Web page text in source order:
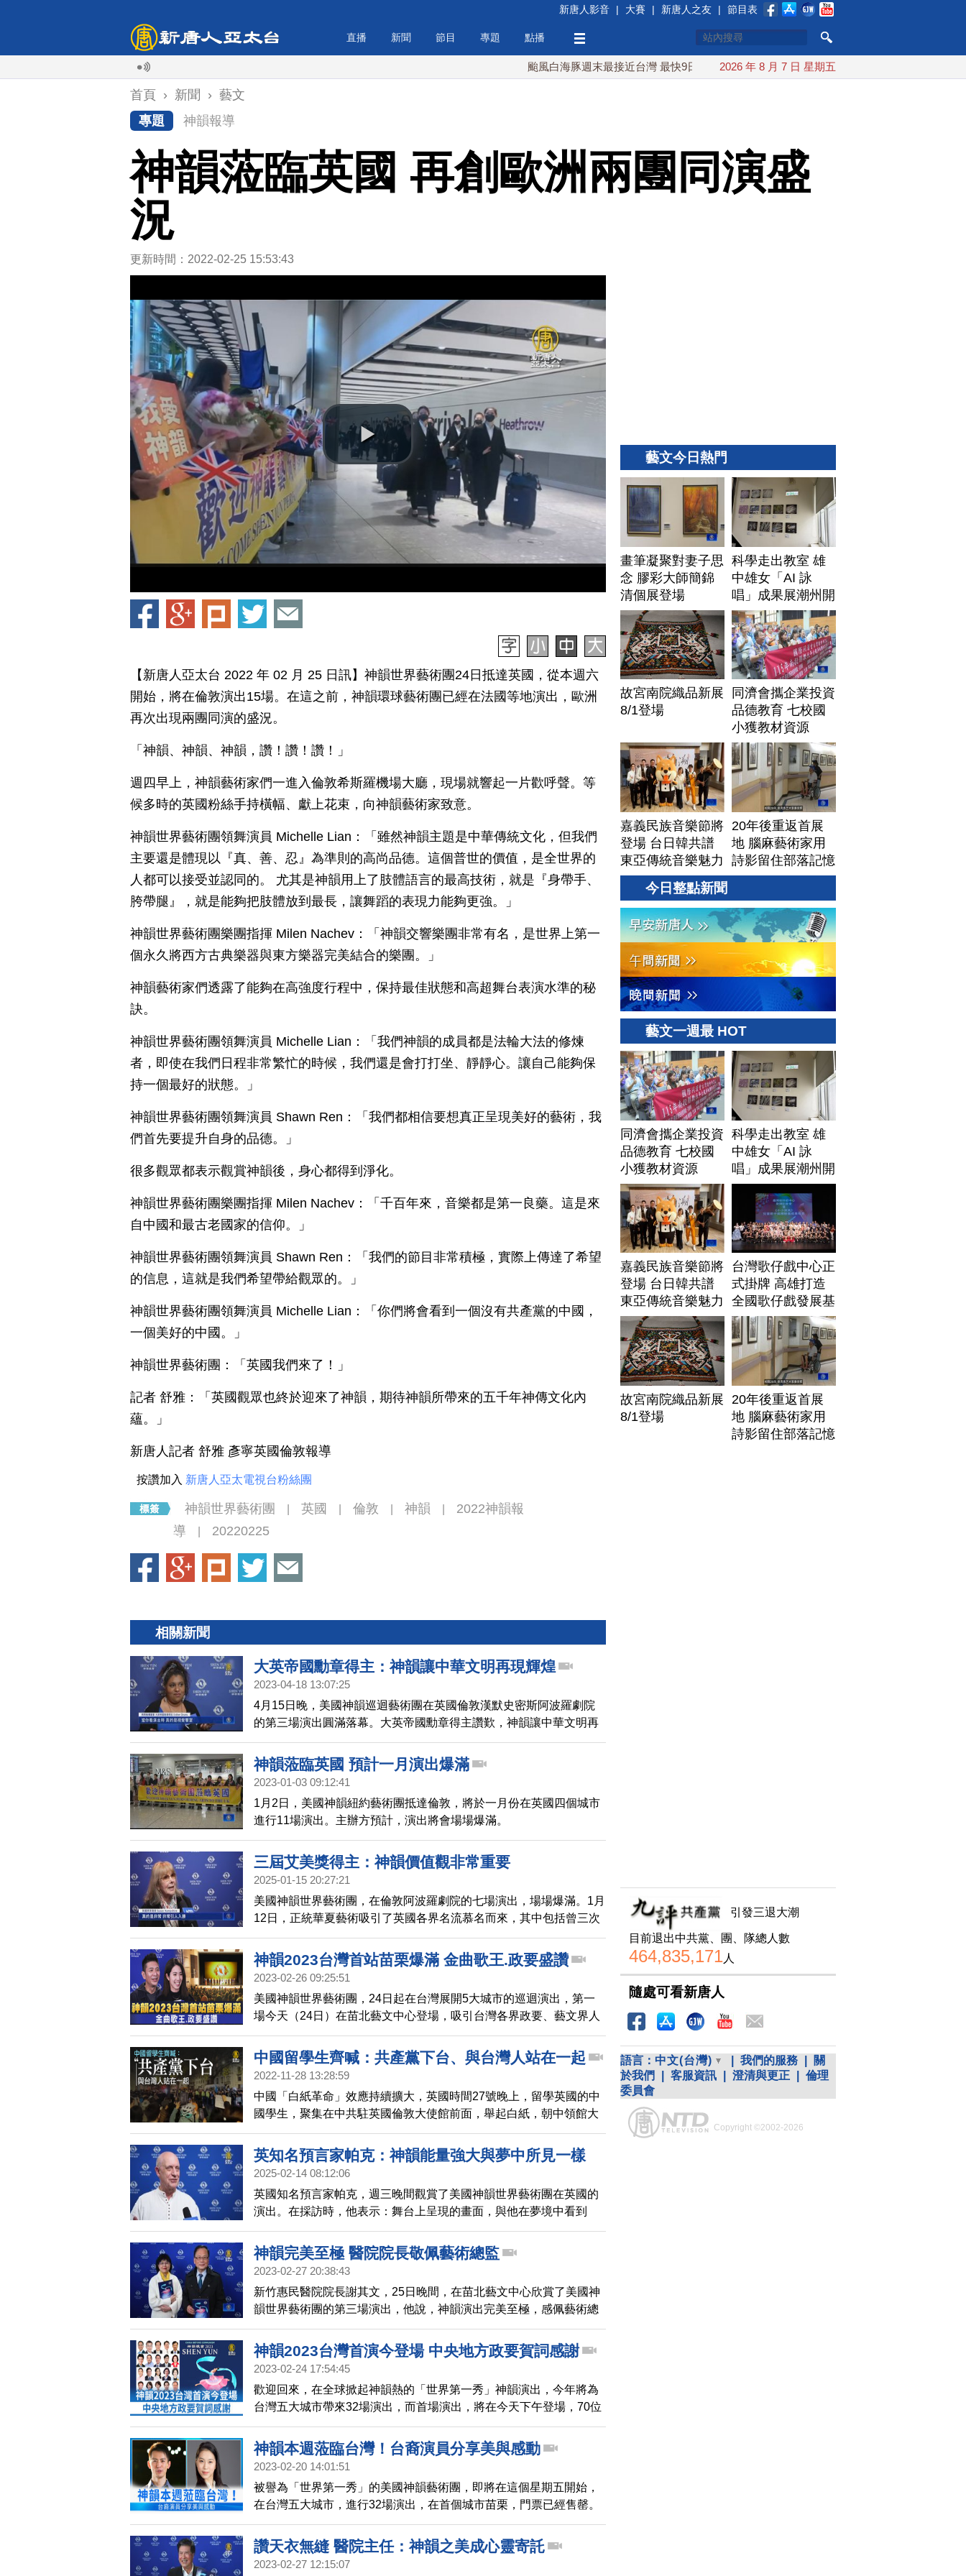
新唐人影音 | 大賽 | 新唐人之友 | 節目表
直播 新聞 節目 專題 點播
颱風白海豚週末最接近台灣 最快9日可能登陸中國 台灣漢光首結合城鎮演習 AIT連續發文讚「
2026 年 8 月 7 日 星期五
首頁 › 新聞 › 藝文
專題
神韻報導
神韻蒞臨英國 再創歐洲兩團同演盛
況
更新時間：2022-02-25 15:53:43
【新唐人亞太台 2022 年 02 月 25 日訊】神韻世界藝術團24日抵達英國，從本週六
開始，將在倫敦演出15場。在這之前，神韻環球藝術團已經在法國等地演出，歐洲
再次出現兩團同演的盛況。
「神韻、神韻、神韻，讚！讚！讚！」
週四早上，神韻藝術家們一進入倫敦希斯羅機場大廳，現場就響起一片歡呼聲。等
候多時的英國粉絲手持橫幅、獻上花束，向神韻藝術家致意。
神韻世界藝術團領舞演員 Michelle Lian：「雖然神韻主題是中華傳統文化，但我們
主要還是體現以『真、善、忍』為準則的高尚品德。這個普世的價值，是全世界的
人都可以接受並認同的。 尤其是神韻用上了肢體語言的最高技術，就是『身帶手、
胯帶腿』，就是能夠把肢體放到最長，讓舞蹈的表現力能夠更強。」
神韻世界藝術團樂團指揮 Milen Nachev：「神韻交響樂團非常有名，是世界上第一
個永久將西方古典樂器與東方樂器完美結合的樂團。」
神韻藝術家們透露了能夠在高強度行程中，保持最佳狀態和高超舞台表演水準的秘
訣。
神韻世界藝術團領舞演員 Michelle Lian：「我們神韻的成員都是法輪大法的修煉
者，即使在我們日程非常繁忙的時候，我們還是會打打坐、靜靜心。讓自己能夠保
持一個最好的狀態。」
神韻世界藝術團領舞演員 Shawn Ren：「我們都相信要想真正呈現美好的藝術，我
們首先要提升自身的品德。」
很多觀眾都表示觀賞神韻後，身心都得到淨化。
神韻世界藝術團樂團指揮 Milen Nachev：「千百年來，音樂都是第一良藥。這是來
自中國和最古老國家的信仰。」
神韻世界藝術團領舞演員 Shawn Ren：「我們的節目非常積極，實際上傳達了希望
的信息，這就是我們希望帶給觀眾的。」
神韻世界藝術團領舞演員 Michelle Lian：「你們將會看到一個沒有共產黨的中國，
一個美好的中國。」
神韻世界藝術團：「英國我們來了！」
記者 舒雅：「英國觀眾也終於迎來了神韻，期待神韻所帶來的五千年神傳文化內
蘊。」
新唐人記者 舒雅 彥寧英國倫敦報導
按讚加入 新唐人亞太電視台粉絲團
神韻世界藝術團 英國 倫敦 神韻
2022神韻報
導
20220225
相關新聞
大英帝國勳章得主：神韻讓中華文明再現輝煌
2023-04-18 13:07:25
4月15日晚，美國神韻巡迴藝術團在英國倫敦漢默史密斯阿波羅劇院
的第三場演出圓滿落幕。大英帝國勳章得主讚歎，神韻讓中華文明再
現輝煌。
神韻蒞臨英國 預計一月演出爆滿
2023-01-03 09:12:41
1月2日，美國神韻紐約藝術團抵達倫敦，將於一月份在英國四個城市
進行11場演出。主辦方預計，演出將會場場爆滿。
三屆艾美獎得主：神韻價值觀非常重要
2025-01-15 20:27:21
美國神韻世界藝術團，在倫敦阿波羅劇院的七場演出，場場爆滿。1月
12日，正統華夏藝術吸引了英國各界名流慕名而來，其中包括曾三次
榮獲艾美獎最佳女主角獎的資深演員蘇珊·漢普希爾。
神韻2023台灣首站苗栗爆滿 金曲歌王.政要盛讚
2023-02-26 09:25:51
美國神韻世界藝術團，24日起在台灣展開5大城市的巡迴演出，第一
場今天（24日）在苗北藝文中心登場，吸引台灣各界政要、藝文界人
士觀看。節目精采完美的呈現，觀眾們熱情鼓掌，謝幕兩次。
中國留學生齊喊：共產黨下台、與台灣人站在一起
2022-11-28 13:28:59
中國「白紙革命」效應持續擴大，英國時間27號晚上，留學英國的中
國學生，聚集在中共駐英國倫敦大使館前面，舉起白紙，朝中領館大
喊「共產黨下台」，並高呼，「和台灣人站在一起」、「和全世界反
抗獨裁」。
英知名預言家帕克：神韻能量強大與夢中所見一樣
2025-02-14 08:12:06
英國知名預言家帕克，週三晚間觀賞了美國神韻世界藝術團在英國的
演出。在採訪時，他表示：舞台上呈現的畫面，與他在夢境中看到
的，一樣精彩絕倫，能量強大。英國知名預言家帕克，週三晚間觀賞
了美國神韻世界藝術團在英國的演出。在採訪時，他表示：舞台上呈
現的畫面，與他在夢境中看到的，一樣精彩絕倫，能量強大。
神韻完美至極 醫院院長敬佩藝術總監
2023-02-27 20:38:43
新竹惠民醫院院長謝其文，25日晚間，在苗北藝文中心欣賞了美國神
韻世界藝術團的第三場演出，他說，神韻演出完美至極，感佩藝術總
監，讓台灣觀眾能夠欣賞到國際頂級藝術饗宴。
神韻2023台灣首演今登場 中央地方政要賀詞感謝
2023-02-24 17:54:45
歡迎回來，在全球掀起神韻熱的「世界第一秀」神韻演出，今年將為
台灣五大城市帶來32場演出，而首場演出，將在今天下午登場，70位
政要發賀詞祝賀。包括，立法院長游錫堃、考試院長黃榮村6位中央部
會首長以及新北市長侯友宜等14名地方政府首長，還有跨黨派的39名
立法委員與10位地方政要，都發文歡迎神韻第15度來訪，並讚賞「神
與啟迪深具意義」。而目前，神韻在台灣演出的城市苗栗，三天四場
門票已經售罄。
神韻本週蒞臨台灣！台裔演員分享美與感動
2023-02-20 14:01:51
被譽為「世界第一秀」的美國神韻藝術團，即將在這個星期五開始，
在台灣五大城市，進行32場演出，在首個城市苗栗，門票已經售罄。
而在神韻擔任領舞演員的藝術家們，錄製影片，希望家鄉觀眾，不要
錯過欣賞機會。
讚天衣無縫 醫院主任：神韻之美成心靈寄託
2023-02-27 12:15:07
藝文今日熱門
畫筆凝聚對妻子思
念 膠彩大師簡錦
清個展登場
科學走出教室 雄
中雄女「AI 詠
唱」成果展潮州開
展
故宮南院織品新展
8/1登場
同濟會攜企業投資
品德教育 七校國
小獲教材資源
嘉義民族音樂節將
登場 台日韓共譜
東亞傳統音樂魅力
20年後重返首展
地 腦麻藝術家用
詩影留住部落記憶
今日整點新聞
藝文一週最 HOT
同濟會攜企業投資
品德教育 七校國
小獲教材資源
科學走出教室 雄
中雄女「AI 詠
唱」成果展潮州開
展
嘉義民族音樂節將
登場 台日韓共譜
東亞傳統音樂魅力
台灣歌仔戲中心正
式掛牌 高雄打造
全國歌仔戲發展基
地
故宮南院織品新展
8/1登場
20年後重返首展
地 腦麻藝術家用
詩影留住部落記憶
引發三退大潮
目前退出中共黨、團、隊總人數
464,835,171人
隨處可看新唐人
語言： 中文(台灣) 我們的服務
關
於我們
客服資訊 澄清與更正
倫理
委員會
Copyright ©2002-2026